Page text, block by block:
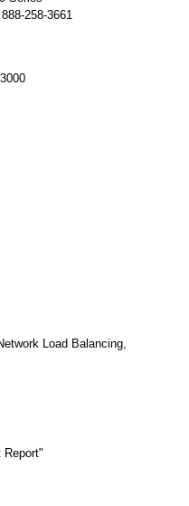
258-3661
Load Balancing,
Report"